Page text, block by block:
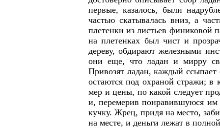
первые, казалось, были
частью скатывалась вниз, а
плетенки из листьев финиковой
на плетенках был чист и
дереву, обдирают железными
они еще, что ладан и мирру
Привозят ладан, каждый
остаются под охраной стражи; в
мер и цены, по какой следует
и, перемерив понравившуюся им
кучку. Жрец, придя на место,
на месте, и деньги лежат в